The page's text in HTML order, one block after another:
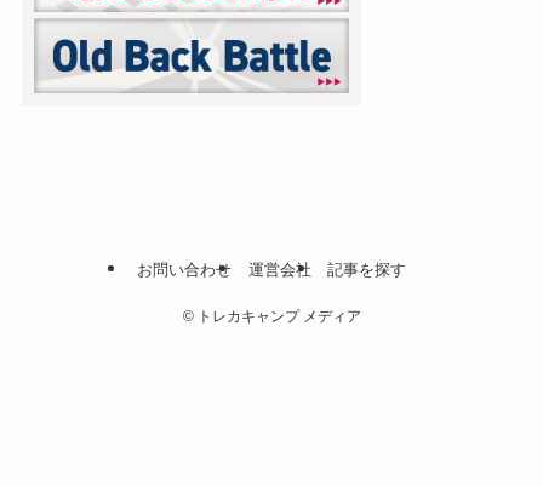
お問い合わせ 運営会社 記事を探す
©トレカキャンプ メディア